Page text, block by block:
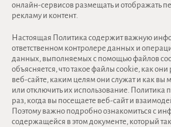
онлайн-сервисов размещать и отображать
рекламу и контент.
Настоящая Политика содержит важную
ответственном контролере данных и
данных, выполняемых с помощью файлов
объясняется, что такое файлы cookie, как
веб-сайте, каким целям они служат и как вы
или отключить их использование. Политика
раз, когда вы посещаете веб-сайт и
Поэтому важно подробно ознакомиться с
содержащейся в этом документе, который